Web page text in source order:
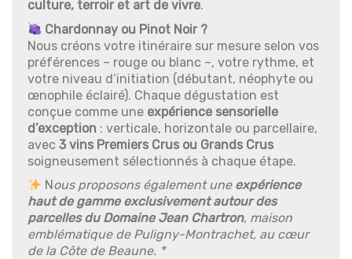
culture, terroir et art de vivre.
Chardonnay ou Pinot Noir ?
Nous créons votre itinéraire sur mesure selon vos
préférences – rouge ou blanc –, votre rythme, et
votre niveau d’initiation (débutant, néophyte ou
œnophile éclairé). Chaque dégustation est
conçue comme une expérience sensorielle
d’exception : verticale, horizontale ou parcellaire,
avec 3 vins Premiers Crus ou Grands Crus
soigneusement sélectionnés à chaque étape.
Nous proposons également une expérience
haut de gamme exclusivement autour des
parcelles du Domaine Jean Chartron, maison
emblématique de Puligny-Montrachet, au cœur
de la Côte de Beaune. *